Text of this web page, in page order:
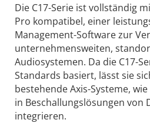
Die C17-Serie ist vollständig
Pro kompatibel, einer
Management-Software zur
unternehmensweiten,
Audiosystemen. Da die C17-
Standards basiert, lässt sie
bestehende Axis-Systeme,
in Beschallungslösungen von
integrieren.